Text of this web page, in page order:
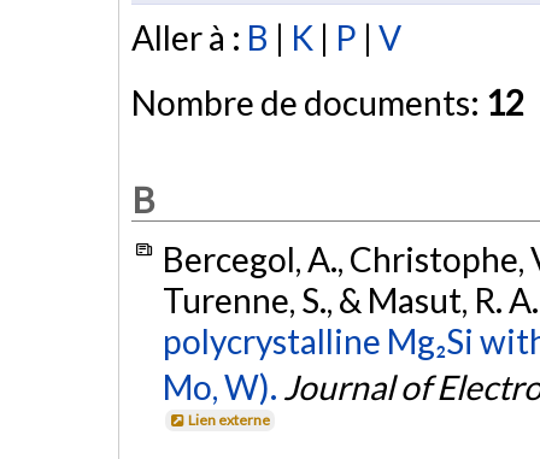
Aller à : B | K | P | V
Nombre de documents: 12
B
Bercegol, A., Christophe,
Turenne, S., & Masut, R.
polycrystalline Mg₂Si
Mo, W). Journal of
Lien externe